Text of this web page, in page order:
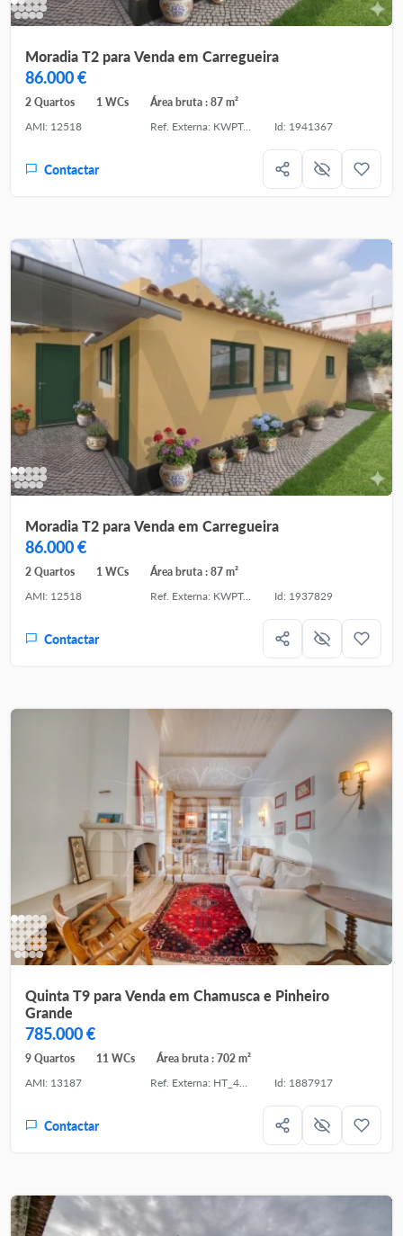
Moradia T2 para Venda em Carregueira
86.000 €
2 Quartos 1 WCs
Área bruta : 87 m²
AMI: 12518
Ref. Externa: KWPT-032259 Id: 1941367
Contactar
Moradia T2 para Venda em Carregueira
86.000 €
2 Quartos 1 WCs
Área bruta : 87 m²
AMI: 12518
Ref. Externa: KWPT-032259 Id: 1937829
Contactar
Quinta T9 para Venda em Chamusca e Pinheiro
Grande
785.000 €
9 Quartos 11 WCs
Área bruta : 702 m²
AMI: 13187
Ref. Externa: HT_41028 Id: 1887917
Contactar